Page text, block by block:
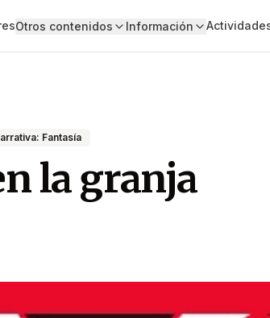
Otros contenidos Información
Fantasía
la granja